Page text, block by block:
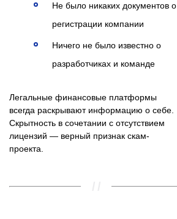
Не было никаких документов о
регистрации компании
Ничего не было известно о
разработчиках и команде
Легальные финансовые платформы
всегда раскрывают информацию о себе.
Скрытность в сочетании с отсутствием
лицензий — верный признак скам-
проекта.